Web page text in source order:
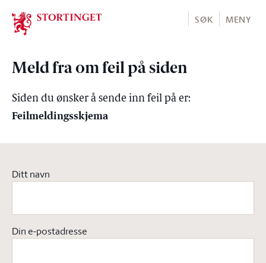
Stortinget.no
SØK MENY
Meld fra om feil på siden
Siden du ønsker å sende inn feil på er:
Feilmeldingsskjema
Ditt navn
Din e-postadresse